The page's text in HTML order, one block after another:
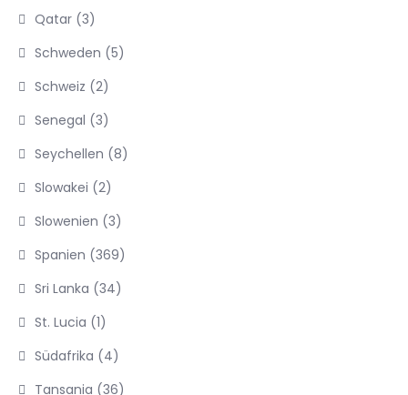
Qatar (3)
Schweden (5)
Schweiz (2)
Senegal (3)
Seychellen (8)
Slowakei (2)
Slowenien (3)
Spanien (369)
Sri Lanka (34)
St. Lucia (1)
Südafrika (4)
Tansania (36)